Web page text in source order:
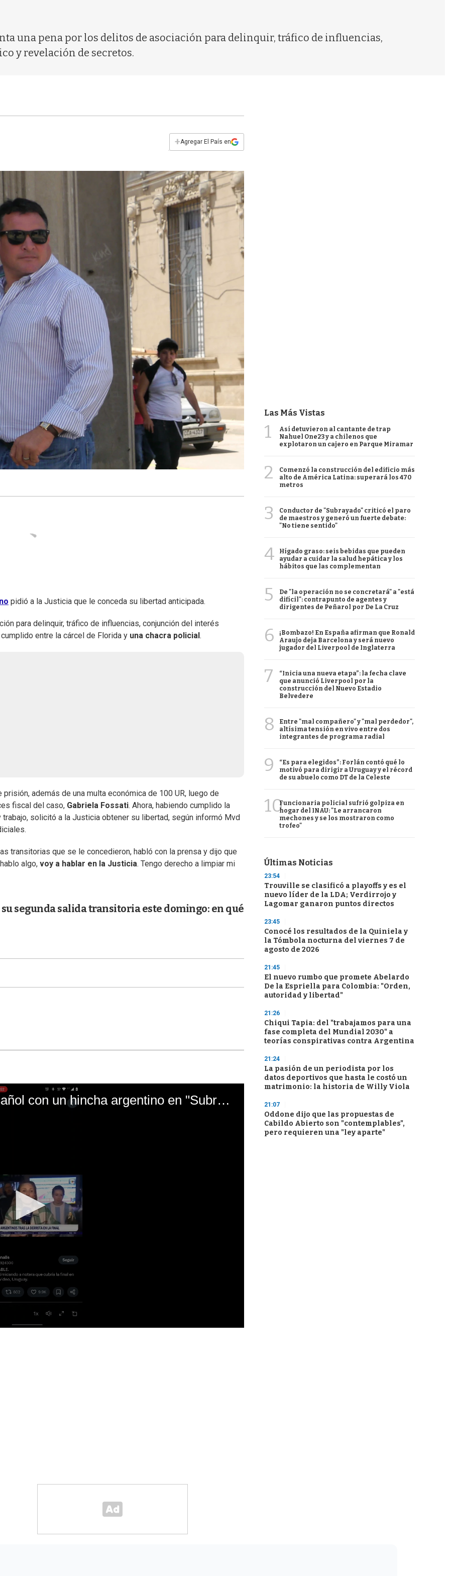
una pena por los delitos de asociación para delinquir, tráfico de influencias,
y revelación de secretos.
+Agregar El País en
pidió a la Justicia que le conceda su libertad anticipada.
para delinquir, tráfico de influencias, conjunción del interés
entre la cárcel de Florida y una chacra policial .
además de una multa económica de 100 UR, luego de
fiscal del caso, Gabriela Fossati. Ahora, habiendo cumplido la
solicitó a la Justicia obtener su libertad, según informó Mvd
transitorias que se le concedieron, habló con la prensa y dijo que
algo, voy a hablar en la Justicia. Tengo derecho a limpiar mi
segunda salida transitoria este domingo: en qué
El mal momento de Yanina Gasañol con un hincha argentino en "Subrayado"
Las Más Vistas
1
Así detuvieron al cantante de trap
Nahuel One23 y a chilenos que
explotaron un cajero en Parque Miramar
2
Comenzó la construcción del edificio más
alto de América Latina: superará los 470
metros
3
Conductor de "Subrayado" criticó el paro
de maestros y generó un fuerte debate:
"No tiene sentido"
4
Hígado graso: seis bebidas que pueden
ayudar a cuidar la salud hepática y los
hábitos que las complementan
5
De "la operación no se concretará" a "está
difícil": contrapunto de agentes y
dirigentes de Peñarol por De La Cruz
6
¡Bombazo! En España afirman que Ronald
Araujo deja Barcelona y será nuevo
jugador del Liverpool de Inglaterra
7
“Inicia una nueva etapa”: la fecha clave
que anunció Liverpool por la
construcción del Nuevo Estadio
Belvedere
8
Entre "mal compañero" y "mal perdedor",
altísima tensión en vivo entre dos
integrantes de programa radial
9
“Es para elegidos”: Forlán contó qué lo
motivó para dirigir a Uruguay y el récord
de su abuelo como DT de la Celeste
10Funcionaria policial sufrió golpiza en
hogar del INAU: "Le arrancaron
mechones y se los mostraron como
trofeo"
Últimas Noticias
23:54
Trouville se clasificó a playoffs y es el
nuevo líder de la LDA; Verdirrojo y
Lagomar ganaron puntos directos
23:45
Conocé los resultados de la Quiniela y
la Tómbola nocturna del viernes 7 de
agosto de 2026
21:45
El nuevo rumbo que promete Abelardo
De la Espriella para Colombia: "Orden,
autoridad y libertad"
21:26
Chiqui Tapia: del "trabajamos para una
fase completa del Mundial 2030" a
teorías conspirativas contra Argentina
21:24
La pasión de un periodista por los
datos deportivos que hasta le costó un
matrimonio: la historia de Willy Viola
21:07
Oddone dijo que las propuestas de
Cabildo Abierto son "contemplables",
pero requieren una "ley aparte"